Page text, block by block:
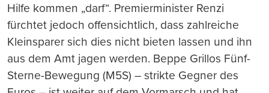
Hilfe kommen „darf“. Premierminister Renzi
fürchtet jedoch offensichtlich, dass zahlreiche
Kleinsparer sich dies nicht bieten lassen und ihn
aus dem Amt jagen werden. Beppe Grillos Fünf-
Sterne-Bewegung (M5S) – strikte Gegner des